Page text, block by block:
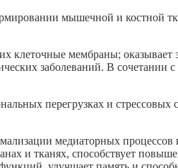
мышечной и костной
клеточные мембраны; оказывает
заболеваний. В
перегрузках и стрессовых
медиаторных процессов
и тканях, способствует